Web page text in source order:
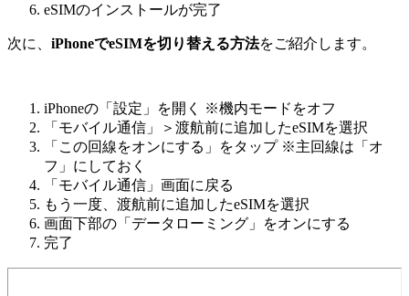
eSIMのインストールが完了
次に、 iPhoneでeSIMを切り替える方法をご紹介します。
iPhoneの「設定」を開く ※機内モードをオフ
「モバイル通信」＞渡航前に追加したeSIMを選択
「この回線をオンにする」をタップ ※主回線は「オ
フ」にしておく
「モバイル通信」画面に戻る
もう一度、渡航前に追加したeSIMを選択
画面下部の「データローミング」をオンにする
完了